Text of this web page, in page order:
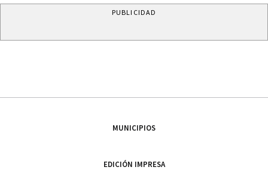
PUBLICIDAD
MUNICIPIOS
EDICIÓN IMPRESA